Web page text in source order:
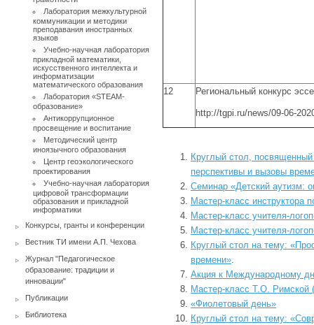
Лаборатория межкультурной
коммуникации и методики
преподавания иностранных
языков
Учебно-научная лаборатория
прикладной математики,
искусственного интеллекта и
информатизации
математического образования
Лаборатория «STEAM-
образование»
Антикоррупционное
просвещение и воспитание
Методический центр
иноязычного образования
Центр геоэкологического
проектирования
Учебно-научная лаборатория
цифровой трансформации
образования и прикладной
информатики
Конкурсы, гранты и конференции
Вестник ТИ имени А.П. Чехова
Журнал "Педагогическое
образование: традиции и
инновации"
Публикации
Библиотека
12 Региональный конкурс
http://tgpi.ru/news/09-06-
Круглый стол,
перспективы и вызовы
Семинар «Детский аутизм:
Мастер-класс инструктора
Мастер-класс учителя-
Мастер-класс учителя-
Круглый стол на тему:
времени».
Акция к Международному
Мастер-класс Т.О.
«Фиолетовый день»
Круглый стол на тему: